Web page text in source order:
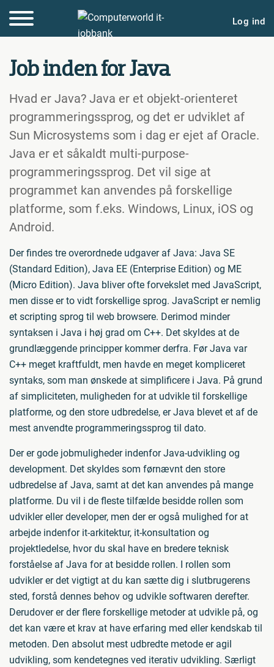
Log ind
Job inden for Java
Hvad er Java? Java er et objekt-orienteret
programmeringssprog, og det er udviklet af
Sun Microsystems som i dag er ejet af Oracle.
Java er et såkaldt multi-purpose-
programmeringssprog. Det vil sige at
programmet kan anvendes på forskellige
platforme, som f.eks. Windows, Linux, iOS og
Android.
Der findes tre overordnede udgaver af Java: Java SE
(Standard Edition), Java EE (Enterprise Edition) og ME
(Micro Edition). Java bliver ofte forvekslet med JavaScript,
men disse er to vidt forskellige sprog. JavaScript er nemlig
et scripting sprog til web browsere. Derimod minder
syntaksen i Java i høj grad om C++. Det skyldes at de
grundlæggende principper kommer derfra. Før Java var
C++ meget kraftfuldt, men havde en meget kompliceret
syntaks, som man ønskede at simplificere i Java. På grund
af simpliciteten, muligheden for at udvikle til forskellige
platforme, og den store udbredelse, er Java blevet et af de
mest anvendte programmeringssprog til dato.
Der er gode jobmuligheder indenfor Java-udvikling og
development. Det skyldes som førnævnt den store
udbredelse af Java, samt at det kan anvendes på mange
platforme. Du vil i de fleste tilfælde besidde rollen som
udvikler eller developer, men der er også mulighed for at
arbejde indenfor it-arkitektur, it-konsultation og
projektledelse, hvor du skal have en bredere teknisk
forståelse af Java for at besidde rollen. I rollen som
udvikler er det vigtigt at du kan sætte dig i slutbrugerens
sted, forstå dennes behov og udvikle softwaren derefter.
Derudover er der flere forskellige metoder at udvikle på, og
det kan være et krav at have erfaring med eller kendskab til
metoden. Den absolut mest udbredte metode er agil
udvikling, som kendetegnes ved iterativ udvikling. Særligt